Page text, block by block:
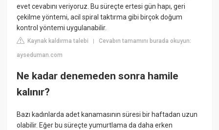
evet cevabını veriyoruz. Bu süreçte ertesi gün hapı, geri
çekilme yöntemi, acil spiral taktırma gibi birçok doğum
kontrol yöntemi uygulanabilir.
Kaynak kaldırma talebi |Cevabın tamamını burada okuyun:
ayseduman.com
Ne kadar denemeden sonra hamile
kalınır?
Bazı kadınlarda adet kanamasının süresi bir haftadan uzun
olabilir. Eğer bu süreçte yumurtlama da daha erken